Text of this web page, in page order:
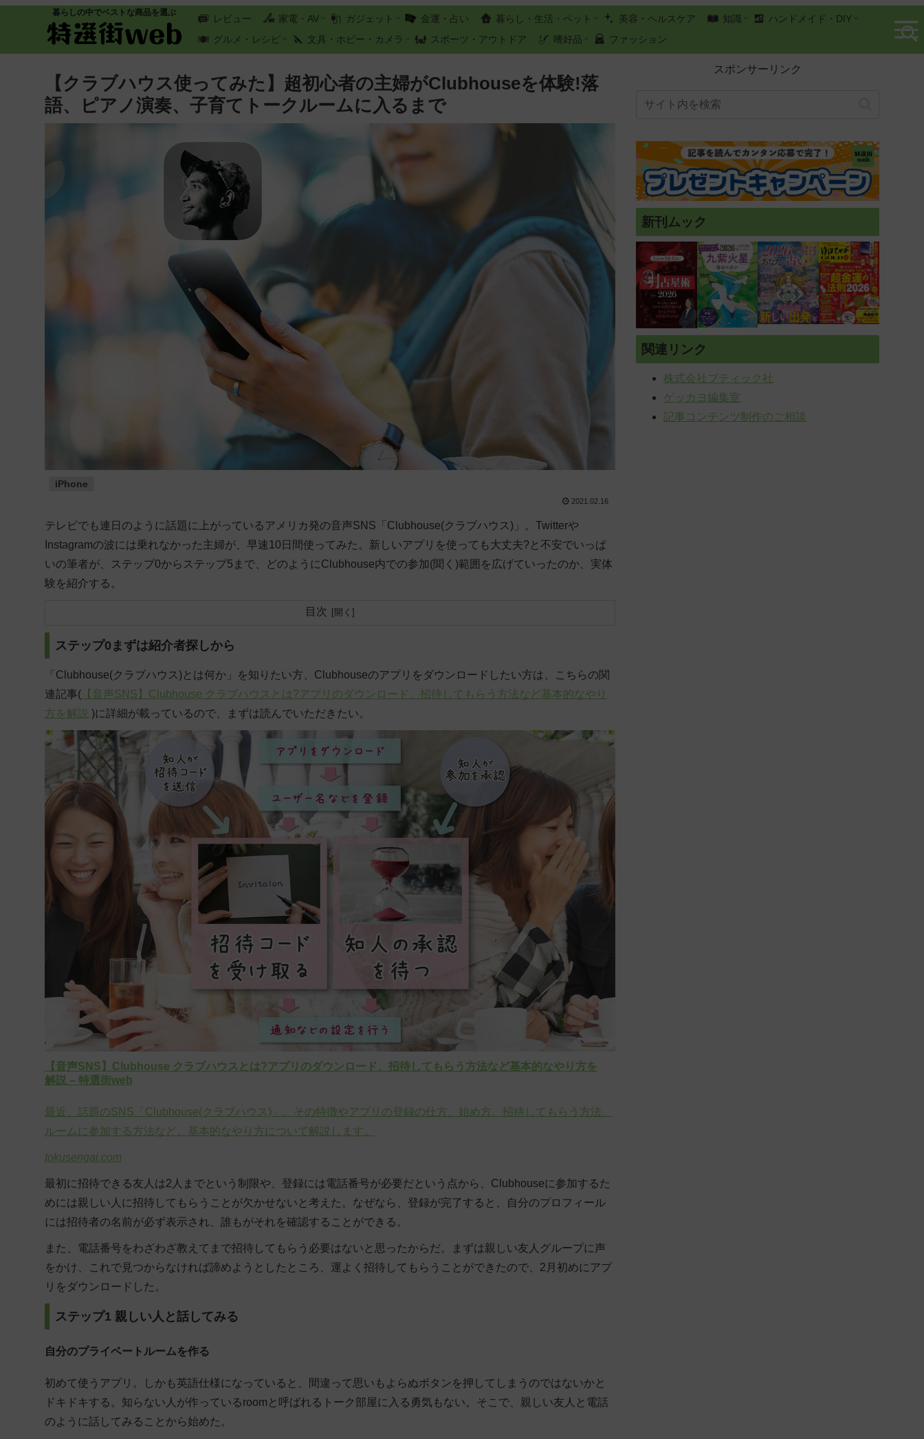
暮らしの中でベストな商品を選ぶ
レビュー 家電・AV ガジェット 金運・占い 暮らし・生活・ペット 美容・ヘルスケア 知識
ハンドメイド・DIY
グルメ・レシピ
文具・ホビー・カメラ スポーツ・アウトドア 嗜好品 ファッション
【クラブハウス使ってみた】超初心者の主婦がClubhouseを体験!落
語、ピアノ演奏、子育てトークルームに入るまで
iPhone
2021.02.16
テレビでも連日のように話題に上がっているアメリカ発の音声SNS「Clubhouse(クラブハウス)」。Twitterや
Instagramの波には乗れなかった主婦が、早速10日間使ってみた。新しいアプリを使っても大丈夫?と不安でいっぱ
いの筆者が、ステップ0からステップ5まで、どのようにClubhouse内での参加(聞く)範囲を広げていったのか、実体
験を紹介する。
目次
ステップ0まずは紹介者探しから
「Clubhouse(クラブハウス)とは何か」を知りたい方、Clubhouseのアプリをダウンロードしたい方は、こちらの関
連記事( 【音声SNS】Clubhouse クラブハウスとは?アプリのダウンロード、招待してもらう方法など基本的なやり
方を解説 )に詳細が載っているので、まずは読んでいただきたい。
【音声SNS】Clubhouse クラブハウスとは?アプリのダウンロード、招待してもらう方法など基本的なやり方を
解説 – 特選街web
最近、話題のSNS「Clubhouse(クラブハウス)」。その特徴やアプリの登録の仕方、始め方、招待してもらう方法、
ルームに参加する方法など、基本的なやり方について解説します。
tokusengai.com
最初に招待できる友人は2人までという制限や、登録には電話番号が必要だという点から、Clubhouseに参加するた
めには親しい人に招待してもらうことが欠かせないと考えた。なぜなら、登録が完了すると、自分のプロフィール
には招待者の名前が必ず表示され、誰もがそれを確認することができる。
また、電話番号をわざわざ教えてまで招待してもらう必要はないと思ったからだ。まずは親しい友人グループに声
をかけ、これで見つからなければ諦めようとしたところ、運よく招待してもらうことができたので、2月初めにアプ
リをダウンロードした。
ステップ1 親しい人と話してみる
自分のプライベートルームを作る
初めて使うアプリ。しかも英語仕様になっていると、間違って思いもよらぬボタンを押してしまうのではないかと
ドキドキする。知らない人が作っているroomと呼ばれるトーク部屋に入る勇気もない。そこで、親しい友人と電話
のように話してみることから始めた。
スポンサーリンク
新刊ムック
関連リンク
株式会社ブティック社
ゲッカヨ編集室
記事コンテンツ制作のご相談